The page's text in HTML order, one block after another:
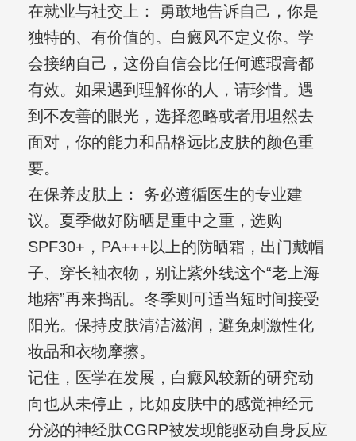
在就业与社交上： 勇敢地告诉自己，你是
独特的、有价值的。白癜风不定义你。学
会接纳自己，这份自信会比任何遮瑕膏都
有效。如果遇到理解你的人，请珍惜。遇
到不友善的眼光，选择忽略或者用坦然去
面对，你的能力和品格远比皮肤的颜色重
要。
在保养皮肤上： 务必遵循医生的专业建
议。夏季做好防晒是重中之重，选购
SPF30+，PA+++以上的防晒霜，出门戴帽
子、穿长袖衣物，别让紫外线这个“老上海
地痞”再来捣乱。冬季则可适当短时间接受
阳光。保持皮肤清洁滋润，避免刺激性化
妆品和衣物摩擦。
记住，医学在发展，白癜风较新的研究动
向也从未停止，比如皮肤中的感觉神经元
分泌的神经肽CGRP被发现能驱动自身反应